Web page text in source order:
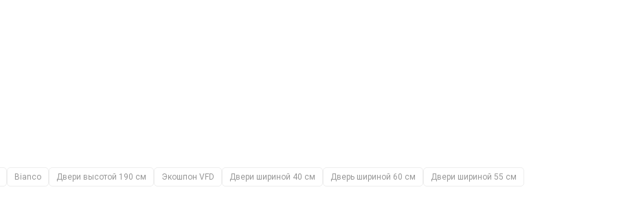
Bianco Двери высотой 190 см Экошпон VFD Двери шириной 40 см Дверь шириной 60 см
Двери шириной 55 см